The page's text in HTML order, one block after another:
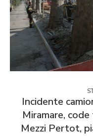
Incidente
Miramare,
Mezzi Pertot,